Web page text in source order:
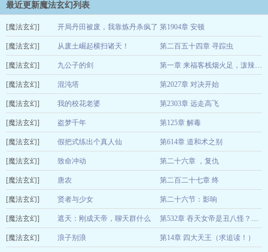
最近更新魔法玄幻列表
[魔法玄幻] 开局丹田被废，我靠炼丹杀疯了 第1904章 安顿
码字养猫 2026-08-06
[魔法玄幻] 从废土崛起横扫诸天！ 第二百五十四章 寻踪虫
夜南听风 2026-08-07
[魔法玄幻] 九公子的剑 第一章 来福客栈烟火足，泼辣娘子罕娇羞
饶三木
[魔法玄幻] 混沌塔 第2027章 对决开始
惊蛰落月
[魔法玄幻] 我的校花老婆 第2303章 远走高飞
莫道不消魂
[魔法玄幻] 盗梦千年 第125章 解毒
咸鱼老白
[魔法玄幻] 假把式练出个真人仙 第614章 道和术之别
乌鸦还是黑的好
[魔法玄幻] 致命冲动 第二十六章 ，复仇
忘记离愁
[魔法玄幻] 唐农 第二百二十七章 终
鬼屋夜游
[魔法玄幻] 贤者与少女 第二十六节：影响
Roy1048 2026-08-06
[魔法玄幻] 遮天：刚成天帝，聊天群什么
鬼？
第532章 吞天女帝是丑八怪？她就是个屁！
文文阙 2026-08-06
[魔法玄幻] 浪子别浪 第14章 四大天王（求追读！）